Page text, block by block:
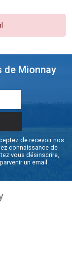
de Mionnay
de recevoir nos
connaissance de
vous désinscrire,
un email.